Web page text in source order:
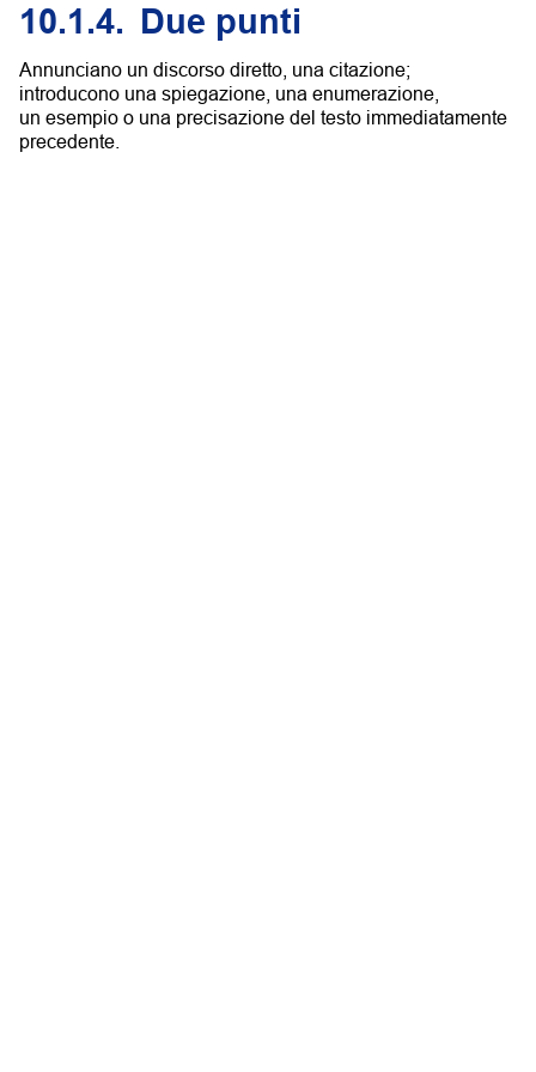
10.1.4. Due punti
Annunciano un discorso diretto, una citazione;
introducono una spiegazione, una enumerazione,
un esempio o una precisazione del testo immediatamente
precedente.